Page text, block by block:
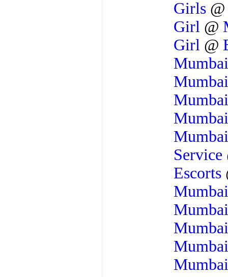
Girls
Girl @
Girl @
Service
Escorts